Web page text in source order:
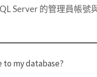
Server 的管理員帳
to my database?